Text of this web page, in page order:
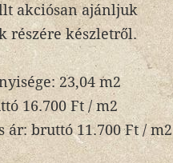
akciósan ajánljuk
részére készletről.
23,04 m2
16.700 Ft / m2
ár: bruttó 11.700 Ft / m2